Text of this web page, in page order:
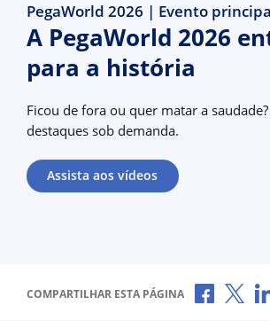
PegaWorld 2026 | Evento
A PegaWorld 2026
para a história
Ficou de fora ou quer matar a
destaques sob demanda.
Assista aos vídeos
COMPARTILHAR ESTA PÁGINA